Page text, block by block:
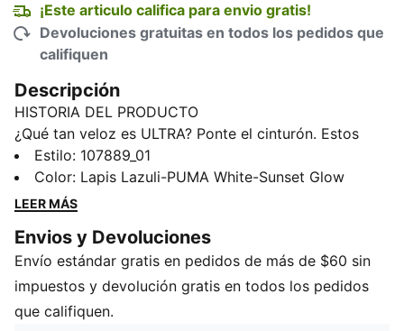
¡Este articulo califica para envio gratis!
Devoluciones gratuitas en todos los pedidos que
califiquen
Descripción
HISTORIA DEL PRODUCTO
¿Qué tan veloz es ULTRA? Ponte el cinturón. Estos
botines de fútbol incorporan un marco de soporte
PWRTAPE que estabiliza el pie en los cambios rápidos
de dirección. La suela exterior de goma de perfil bajo
superficies naturales duras y césped artificial (2G).
Juegues donde juegues, da siempre lo mejor de tí.
CARACTERÍSTICAS Y BENEFICIOS
ESTABILIDAD: El marco de soporte PWRTAPE
Estilo: 107889_01
Color: Lapis Lazuli-PUMA White-Sunset Glow
LEER MÁS
Envios y Devoluciones
Envío estándar gratis en pedidos de más de $60 sin
impuestos y devolución gratis en todos los pedidos
que califiquen.